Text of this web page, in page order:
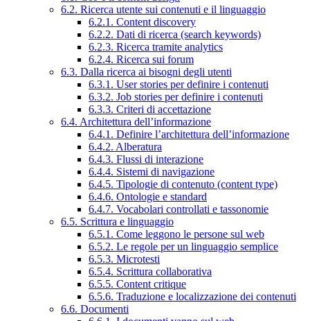
6.2. Ricerca utente sui contenuti e il linguaggio
6.2.1. Content discovery
6.2.2. Dati di ricerca (search keywords)
6.2.3. Ricerca tramite analytics
6.2.4. Ricerca sui forum
6.3. Dalla ricerca ai bisogni degli utenti
6.3.1. User stories per definire i contenuti
6.3.2. Job stories per definire i contenuti
6.3.3. Criteri di accettazione
6.4. Architettura dell’informazione
6.4.1. Definire l’architettura dell’informazione
6.4.2. Alberatura
6.4.3. Flussi di interazione
6.4.4. Sistemi di navigazione
6.4.5. Tipologie di contenuto (content type)
6.4.6. Ontologie e standard
6.4.7. Vocabolari controllati e tassonomie
6.5. Scrittura e linguaggio
6.5.1. Come leggono le persone sul web
6.5.2. Le regole per un linguaggio semplice
6.5.3. Microtesti
6.5.4. Scrittura collaborativa
6.5.5. Content critique
6.5.6. Traduzione e localizzazione dei contenuti
6.6. Documenti